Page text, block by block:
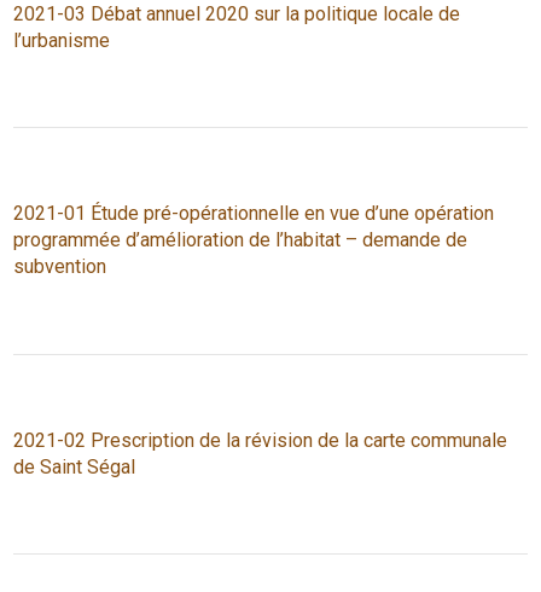
2021-03 Débat annuel 2020 sur la politique locale de
l’urbanisme
2021-01 Étude pré-opérationnelle en vue d’une opération
programmée d’amélioration de l’habitat – demande de
subvention
2021-02 Prescription de la révision de la carte communale
de Saint Ségal